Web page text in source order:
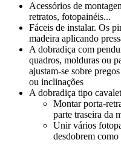
Acessórios de
retratos, fotopainéis...
Fáceis de instalar. Os
madeira aplicando
A dobradiça com
quadros, molduras ou
ajustam-se sobre
ou inclinações
A dobradiça tipo
Montar porta-
parte traseira da
Unir vários
desdobrem